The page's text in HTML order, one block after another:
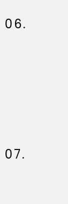
06.
07.